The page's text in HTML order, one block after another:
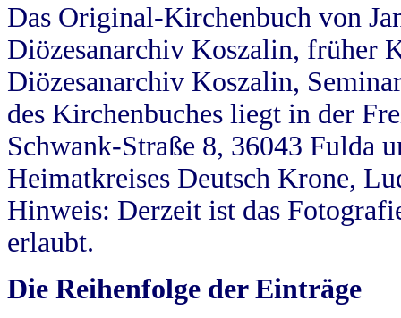
Das Original-Kirchenbuch von
Diözesanarchiv Koszalin, früher
Diözesanarchiv Koszalin,
des Kirchenbuches liegt in der
Schwank-Straße 8, 36043 Fulda
Heimatkreises Deutsch Krone,
Hinweis: Derzeit ist das
erlaubt.
Die Reihenfolge der Einträge